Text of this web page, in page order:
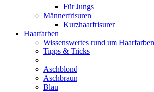
Für Jungs
Männerfrisuren
Kurzhaarfrisuren
Haarfarben
Wissenswertes rund um Haarfarben
Tipps & Tricks
Aschblond
Aschbraun
Blau